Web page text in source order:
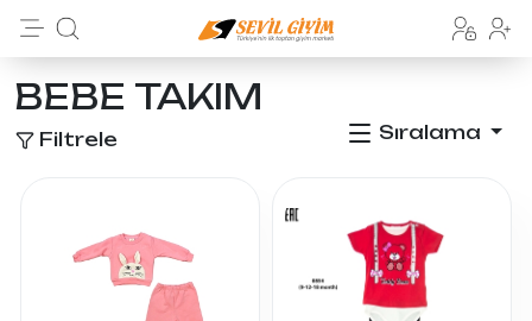
BEBE TAKIM
Filtrele Sıralama